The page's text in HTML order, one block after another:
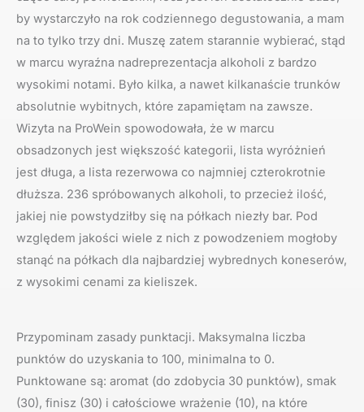
by wystarczyło na rok codziennego degustowania, a mam
na to tylko trzy dni. Muszę zatem starannie wybierać, stąd
w marcu wyraźna nadreprezentacja alkoholi z bardzo
wysokimi notami. Było kilka, a nawet kilkanaście trunków
absolutnie wybitnych, które zapamiętam na zawsze.
Wizyta na ProWein spowodowała, że w marcu
obsadzonych jest większość kategorii, lista wyróżnień
jest długa, a lista rezerwowa co najmniej czterokrotnie
dłuższa. 236 spróbowanych alkoholi, to przecież ilość,
jakiej nie powstydziłby się na półkach niezły bar. Pod
względem jakości wiele z nich z powodzeniem mogłoby
stanąć na półkach dla najbardziej wybrednych koneserów,
z wysokimi cenami za kieliszek.
Przypominam zasady punktacji. Maksymalna liczba
punktów do uzyskania to 100, minimalna to 0.
Punktowane są: aromat (do zdobycia 30 punktów), smak
(30), finisz (30) i całościowe wrażenie (10), na które